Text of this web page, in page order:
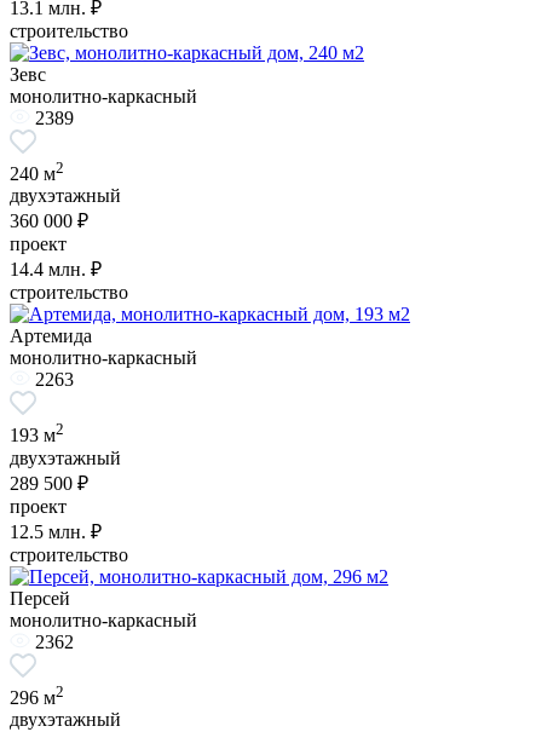
13.1 млн. ₽
строительство
Зевс
монолитно-каркасный
2389
240 м2
двухэтажный
360 000 ₽
проект
14.4 млн. ₽
строительство
Артемида
монолитно-каркасный
2263
193 м2
двухэтажный
289 500 ₽
проект
12.5 млн. ₽
строительство
Персей
монолитно-каркасный
2362
296 м2
двухэтажный